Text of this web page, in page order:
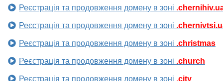
Реєстрація та продовження домену в зоні
Реєстрація та продовження домену в зоні
Реєстрація та продовження домену в зоні .christmas
Реєстрація та продовження домену в зоні .church
Реєстрація та продовження домену в зоні .city